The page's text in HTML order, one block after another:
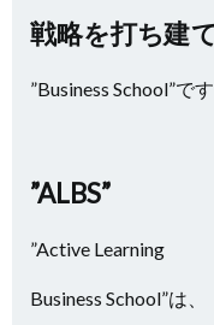
戦略を打ち建
”Business School”です
”ALBS”
”Active Learning
Business School”は、